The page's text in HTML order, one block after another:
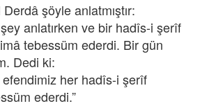
Derdâ şöyle anlatmıştır:
anlatırken ve bir hadîs-i şerîf
tebessüm ederdi. Bir gün
Dedi ki:
her hadîs-i şerîf
ederdi.”